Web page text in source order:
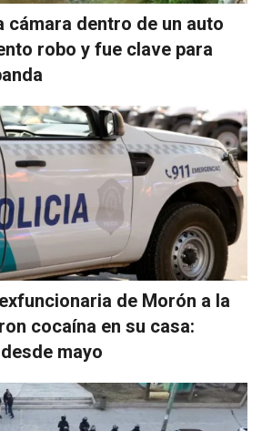
cámara dentro de un auto
robo y fue clave para
de Morón a la
cocaína en su casa:
mayo